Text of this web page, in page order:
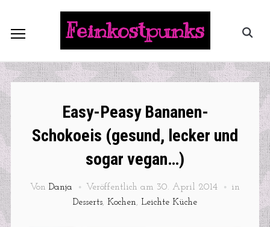
Feinkostpunks
Easy-Peasy Bananen-
Schokoeis (gesund, lecker und
sogar vegan…)
Von Danja Veröffentlich am 30. April 2014
in
Desserts, Kochen, Leichte Küche